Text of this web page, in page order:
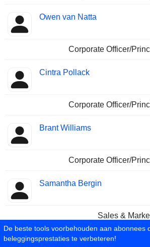
Owen van Natta
Corporate Officer/
Cintra Pollack
Corporate Officer/
Brant Williams
Corporate Officer/
Samantha Bergin
Sales &
Laurent de Segur
De beste tools voorbehouden aan abonnees
beleggingsprestaties te verbeteren!